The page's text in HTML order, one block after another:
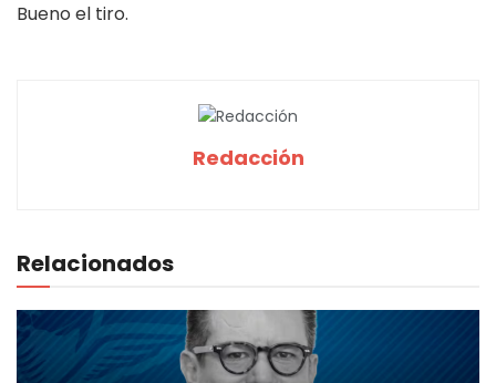
Bueno el tiro.
Redacción
Relacionados